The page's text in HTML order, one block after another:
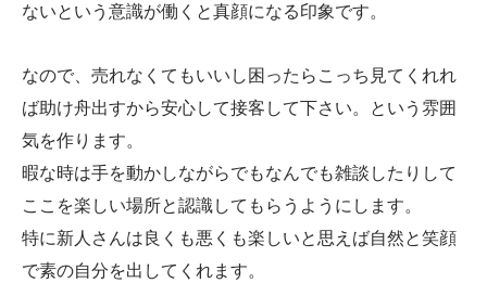
ないという意識が働くと真顔になる印象です。
なので、売れなくてもいいし困ったらこっち見てくれれ
ば助け舟出すから安心して接客して下さい。という雰囲
気を作ります。
暇な時は手を動かしながらでもなんでも雑談したりして
ここを楽しい場所と認識してもらうようにします。
特に新人さんは良くも悪くも楽しいと思えば自然と笑顔
で素の自分を出してくれます。